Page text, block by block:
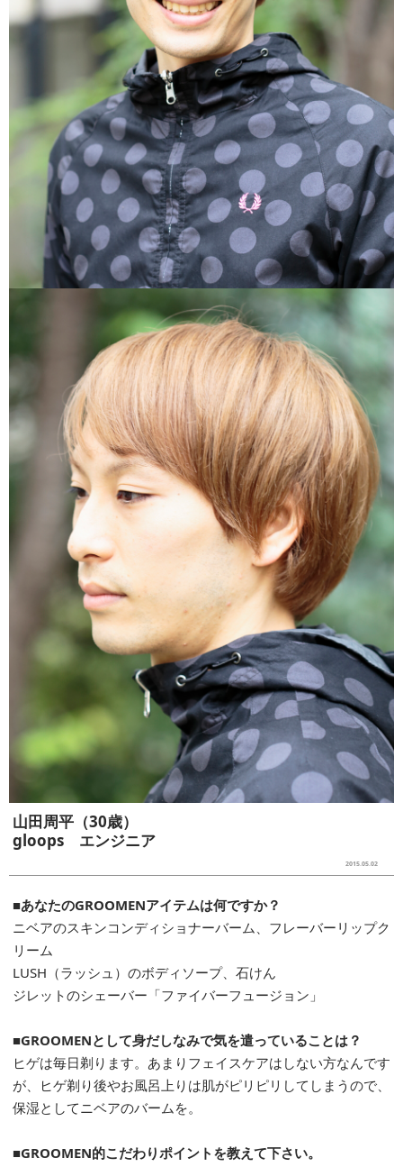
山田周平（30歳）
gloops エンジニア
2015.05.02
■あなたのGROOMENアイテムは何ですか？
ニベアのスキンコンディショナーバーム、フレーバーリップク
リーム
LUSH（ラッシュ）のボディソープ、石けん
ジレットのシェーバー「ファイバーフュージョン」
■GROOMENとして身だしなみで気を遣っていることは？
ヒゲは毎日剃ります。あまりフェイスケアはしない方なんです
が、ヒゲ剃り後やお風呂上りは肌がピリピリしてしまうので、
保湿としてニベアのバームを。
■GROOMEN的こだわりポイントを教えて下さい。